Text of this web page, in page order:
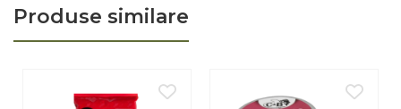
Produse similare